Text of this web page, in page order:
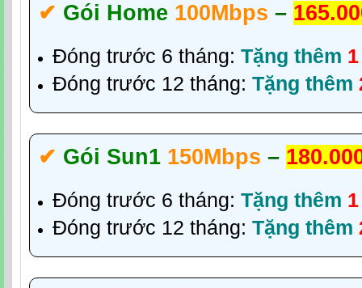
✔‎ Gói Home 100Mbps –
Đóng trước 6 tháng: Tặng thêm 1
Đóng trước 12 tháng: Tặng thêm
✔‎ Gói Sun1 150Mbps –
Đóng trước 6 tháng: Tặng thêm 1
Đóng trước 12 tháng: Tặng thêm